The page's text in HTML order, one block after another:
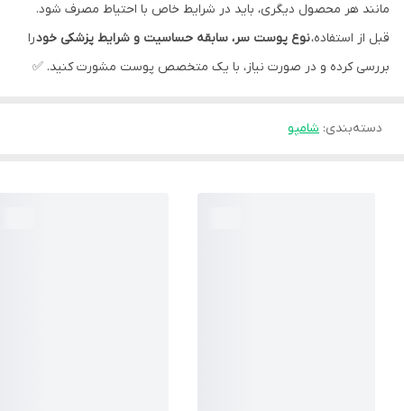
مانند هر محصول دیگری، باید در شرایط خاص با احتیاط مصرف شود.
قبل از استفاده،نوع پوست سر، سابقه حساسیت و شرایط پزشکی خودرا
بررسی کرده و در صورت نیاز، با یک متخصص پوست مشورت کنید. ✅
دسته‌بندی: شامپو